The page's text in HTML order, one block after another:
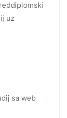
uz
sa web